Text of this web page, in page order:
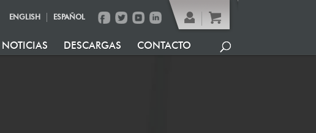
ENGLISH ESPAÑOL
NOTICIAS DESCARGAS CONTACTO